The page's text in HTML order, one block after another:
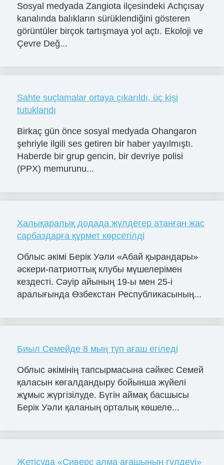
Sosyal medyada Zangiota ilçesindeki Achçısay
kanalında balıkların sürüklendiğini gösteren
görüntüler birçok tartışmaya yol açtı. Ekoloji ve
Çevre Değ...
Sahte suçlamalar ortaya çıkarıldı, üç kişi
tutuklandı
Birkaç gün önce sosyal medyada Ohangaron
şehriyle ilgili ses getiren bir haber yayılmıştı.
Haberde bir grup gencin, bir devriye polisi
(PPX) memurunu...
Халықаралық додада жүлдегер атанған жас
сарбаздарға құрмет көрсетілді
Облыс әкімі Берік Уәли «Абай қырандары»
әскери-патриоттық клубы мүшелерімен
кездесті. Сәуір айының 19-ы мен 25-і
аралығында Өзбекстан Республикасының...
Биыл Семейде 8 мың түп ағаш егіледі
Облыс әкімінің тапсырмасына сәйкес Семей
қаласын көгалдандыру бойынша жүйелі
жұмыс жүргізілуде. Бүгін аймақ басшысы
Берік Уәли қаланың орталық көшеле...
Жетісуда «Сиверс алма ағашының гүлдеуі»